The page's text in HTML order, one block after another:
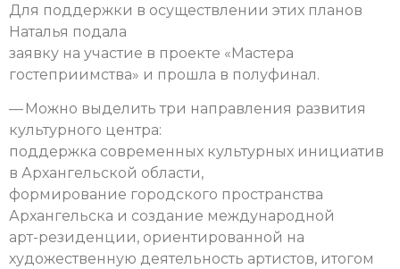
Для поддержки в осуществлении этих планов
Наталья подала
заявку на участие в проекте «Мастера
гостеприимства» и прошла в полуфинал.
— Можно выделить три направления развития
культурного центра:
поддержка современных культурных инициатив
в Архангельской области,
формирование городского пространства
Архангельска и создание международной
арт-резиденции, ориентированной на
художественную деятельность артистов, итогом